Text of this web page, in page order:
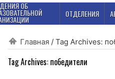
ОБ
ОТДЕЛЕНИЯ
Главная / Tag Archives:
Tag Archives: победители